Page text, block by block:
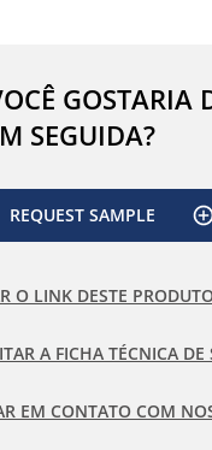
GOSTARIA
SEGUIDA?
REQUEST SAMPLE
O LINK DESTE
A FICHA TÉCNICA DE
EM CONTATO COM